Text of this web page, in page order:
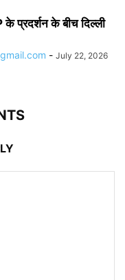
प्रदर्शन के बीच दिल्ली
- July 22, 2026